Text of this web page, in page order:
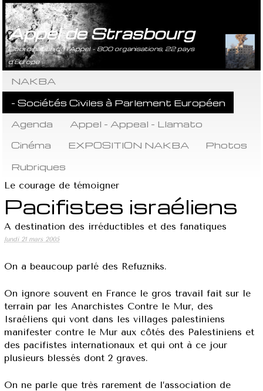
Appel de Strasbourg
Coordination de l’Appel - 800 organisations, 22 pays
d’Europe
NAKBA
- Sociétés Civiles à Parlement Européen
Agenda
Appel - Appeal - Llamato
Cinéma
EXPOSITION NAKBA
Photos
Rubriques
Le courage de témoigner
Pacifistes israéliens
A destination des irréductibles et des fanatiques
lundi 21 mars 2005
On a beaucoup parlé des Refuzniks.
On ignore souvent en France le gros travail fait sur le
terrain par les Anarchistes Contre le Mur, des
Israéliens qui vont dans les villages palestiniens
manifester contre le Mur aux côtés des Palestiniens et
des pacifistes internationaux et qui ont à ce jour
plusieurs blessés dont 2 graves.
On ne parle que très rarement de l’association de